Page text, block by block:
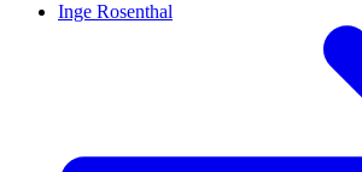
Inge Rosenthal